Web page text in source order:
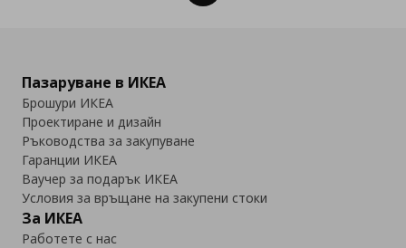
Пазаруване в ИКЕА
Брошури ИКЕА
Проектиране и дизайн
Ръководства за закупуване
Гаранции ИКЕА
Ваучер за подарък ИКЕА
Условия за връщане на закупени стоки
За ИКЕА
Работете с нас